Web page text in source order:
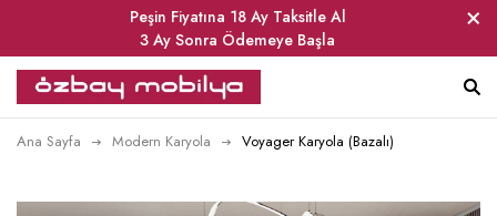
Peşin Fiyatına 18 Ay Taksitle Al
3 Ay Sonra Ödemeye Başla
Ana Sayfa Modern Karyola Voyager Karyola (Bazalı)